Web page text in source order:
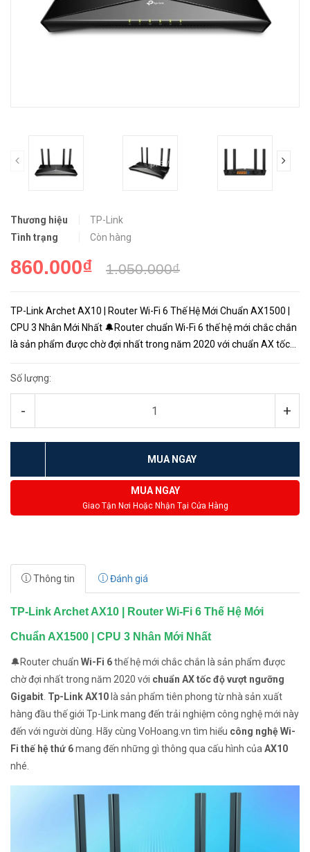
prev
Thương hiệu
TP-Link
Tình trạng
Còn hàng
860.000₫ 1.050.000₫
TP-Link Archet AX10 | Router Wi-Fi 6 Thế Hệ Mới Chuẩn AX1500 |
CPU 3 Nhân Mới Nhất 🔔Router chuẩn Wi-Fi 6 thế hệ mới chắc chắn
là sản phẩm được chờ đợi nhất trong năm 2020 với chuẩn AX tốc
Số lượng:
- +
MUA NGAY
MUA NGAY
Giao Tận Nơi Hoặc Nhận Tại Cửa Hàng
Thông tin Đánh giá
TP-Link Archet AX10 | Router Wi-Fi 6 Thế Hệ Mới
Chuẩn AX1500 | CPU 3 Nhân Mới Nhất
🔔Router chuẩn Wi-Fi 6thế hệ mới chắc chắn là sản phẩm được
chờ đợi nhất trong năm 2020 với chuẩn AX tốc độ vượt ngưỡng
Gigabit Tp-Link AX10 là sản phẩm tiên phong từ nhà sản xuất
hàng đầu thế giới Tp-Link mang đến trải nghiệm công nghệ mới này
đến với người dùng. Hãy cùng VoHoang.vn tìm hiểu công nghệ Wi-
Fi thế hệ thứ 6mang đến những gì thông qua cấu hình của AX10
nhé.